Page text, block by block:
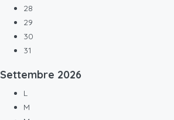
28
29
30
31
Settembre 2026
L
M